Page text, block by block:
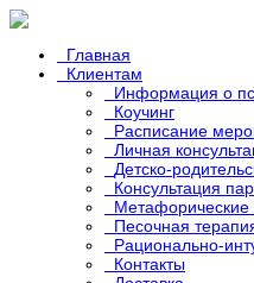
Главная
Клиентам
Информация о
Коучинг
Расписание
Личная
Детско-
Консультация пар
Метафорические
Песочная
Рационально-
Контакты